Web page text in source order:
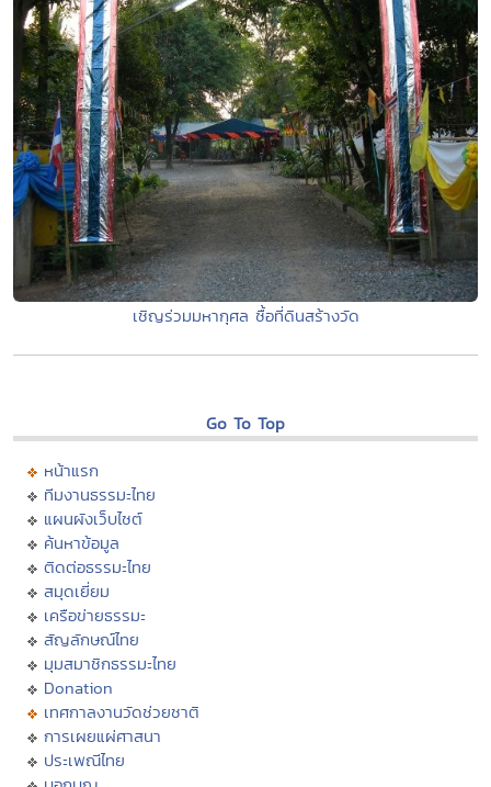
เชิญร่วมมหากุศล ซื้อที่ดินสร้างวัด
Go To Top
หน้าแรก
ทีมงานธรรมะไทย
แผนผังเว็บไซต์
ค้นหาข้อมูล
ติดต่อธรรมะไทย
สมุดเยี่ยม
เครือข่ายธรรมะ
สัญลักษณ์ไทย
มุมสมาชิกธรรมะไทย
Donation
เทศกาลงานวัดช่วยชาติ
การเผยแผ่ศาสนา
ประเพณีไทย